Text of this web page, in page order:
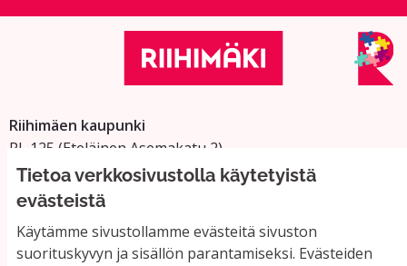
Tietoa verkkosivustolla käytetyistä
evästeistä
Käytämme sivustollamme evästeitä sivuston
suorituskyvyn ja sisällön parantamiseksi. Evästeiden
Riihimäen kaupunki
PL 125 (Eteläinen Asemakatu 2)
11101 Riihimäki
Vaihde: 019 758 4000
Sähköpostiosoitteet:
etunimi.sukunimi@riihimaki.fi